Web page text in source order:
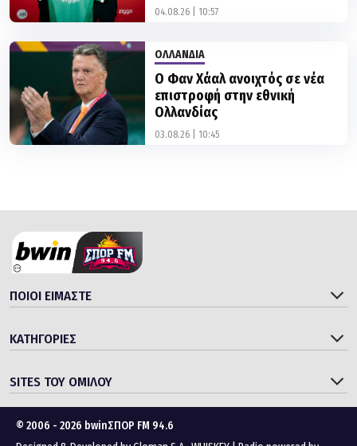
04.08.26 | 10:57
OΛΛΑΝΔΙΑ
Ο Φαν Χάαλ ανοιχτός σε νέα
επιστροφή στην εθνική
Ολλανδίας
03.08.26 | 10:45
ΠΟΙΟΙ ΕΙΜΑΣΤΕ
ΚΑΤΗΓΟΡΙΕΣ
SITES ΤΟΥ ΟΜΙΛΟΥ
© 2006 - 2026 bwinΣΠΟΡ FM 94.6